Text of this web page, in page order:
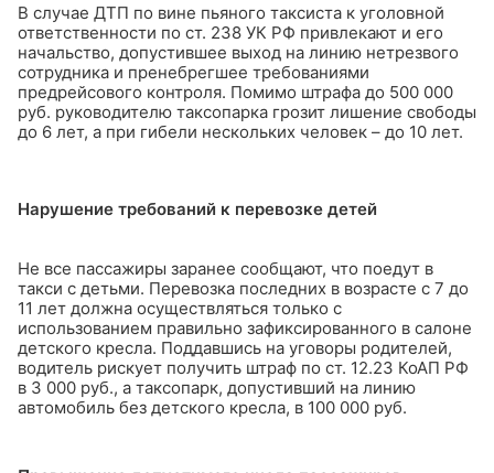
В случае ДТП по вине пьяного таксиста к уголовной
ответственности по ст. 238 УК РФ привлекают и его
начальство, допустившее выход на линию нетрезвого
сотрудника и пренебрегшее требованиями
предрейсового контроля. Помимо штрафа до 500 000
руб. руководителю таксопарка грозит лишение свободы
до 6 лет, а при гибели нескольких человек – до 10 лет.
Нарушение требований к перевозке детей
Не все пассажиры заранее сообщают, что поедут в
такси с детьми. Перевозка последних в возрасте с 7 до
11 лет должна осуществляться только с
использованием правильно зафиксированного в салоне
детского кресла. Поддавшись на уговоры родителей,
водитель рискует получить штраф по ст. 12.23 КоАП РФ
в 3 000 руб., а таксопарк, допустивший на линию
автомобиль без детского кресла, в 100 000 руб.